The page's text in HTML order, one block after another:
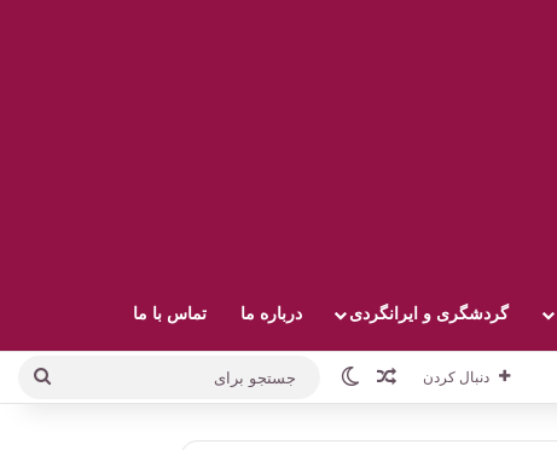
گردشگری و ایرانگردی درباره ما تماس با ما
دنبال کردن نوشته تصادفی
تغییر پوسته